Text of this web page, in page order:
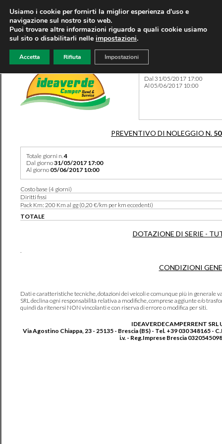
Dal 31/05/2017 17:00
Al 05/06/2017 10:00
PREVENTIVO DI NOLEGGIO N.
Totale giorni n.4
Dal giorno31/05/2017 17:00
Al giorno 05/06/2017 10:00
Costo base (4 giorni)
Diritti fissi
Pack Km: 200 Km al gg (0,20 €/km per km eccedenti)
TOTALE
DOTAZIONE DI SERIE -
.
CONDIZIONI
Dati e caratteristiche tecniche, dotazioni dei veicoli e comunque più in generale
SRL declina ogni responsabilità relativa a modifiche, comprese aggiunte e/o
quindi da ritenersi NON vincolanti e con riserva di errore o modifica per siti.
IDEAVERDECAMPERRENT SRL
Via Agostino Chiappa, 23 - 25135 - Brescia (BS) - Tel. +39 030 348165 -
i.v. - Reg.Imprese Brescia
Usiamo i cookie per fornirti la miglior esperienza d'uso e
navigazione sul nostro sito web.
Puoi trovare altre informazioni riguardo a quali cookie usiamo
sul sito o disabilitarli nelle impostazioni.
Accetta Rifiuta Impostazioni